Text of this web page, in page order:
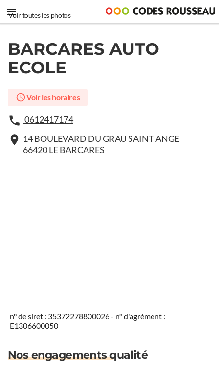
Voir toutes les photos
BARCARES AUTO
ECOLE
Voir les horaires
0612417174
14 BOULEVARD DU GRAU SAINT ANGE
66420 LE BARCARES
n° de siret : 35372278800026 - n° d'agrément :
E1306600050
Nos engagements qualité